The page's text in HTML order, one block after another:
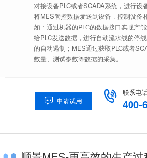
对接设备PLC或者SCADA系统，进行设
将MES管控数据发送到设备，控制设备
如：通过机器的PLC的数据接口实现产
给PLC发送数据，进行自动流水线的停
的自动遏制；MES通过获取PLC或者
数量、测试参数等数据的采集。
 申请试用  联系电
400-